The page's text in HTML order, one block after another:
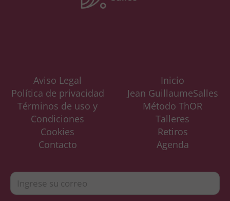
Aviso Legal
Política de privacidad
Términos de uso y
Condiciones
Cookies
Contacto
Inicio
Jean GuillaumeSalles
Método ThOR
Talleres
Retiros
Agenda